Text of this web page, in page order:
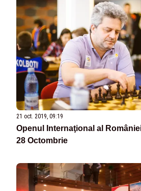
21 oct. 2019, 09:19
Openul Internaţional al
28 Octombrie